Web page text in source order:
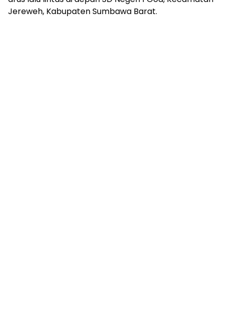
Jereweh, Kabupaten Sumbawa Barat.